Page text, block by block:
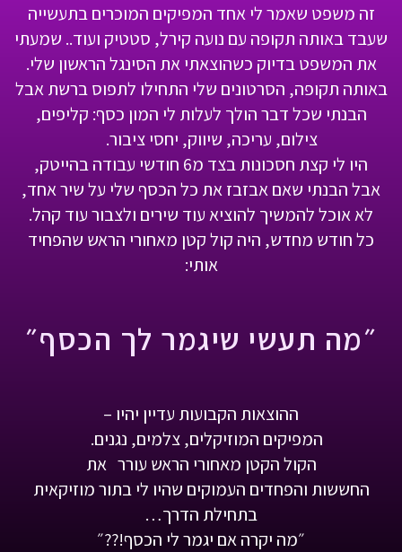
זה משפט שאמר לי אחד המפיקים המוכרים בתעשייה
שעבד באותה תקופה עם נועה קירל, סטטיק ועוד.. שמעתי
את המשפט בדיוק כשהוצאתי את הסינגל הראשון שלי.
באותה תקופה, הסרטונים שלי התחילו לתפוס ברשת אבל
הבנתי שכל דבר הולך לעלות לי המון כסף: קליפים,
צילום, עריכה, שיווק, יחסי ציבור.
היו לי קצת חסכונות בצד מ6 חודשי עבודה בהייטק,
אבל הבנתי שאם אבזבז את כל הכסף שלי על שיר אחד,
לא אוכל להמשיך להוציא עוד שירים ולצבור עוד קהל.
כל חודש מחדש, היה קול קטן מאחורי הראש שהפחיד
אותי:
״מה תעשי שיגמר לך הכסף״
ההוצאות הקבועות עדיין יהיו –
המפיקים המוזיקלים, צלמים, נגנים.
הקול הקטן מאחורי הראש עורר את
החששות והפחדים העמוקים שהיו לי בתור מוזיקאית
בתחילת הדרך…
״מה יקרה אם יגמר לי הכסף!??״